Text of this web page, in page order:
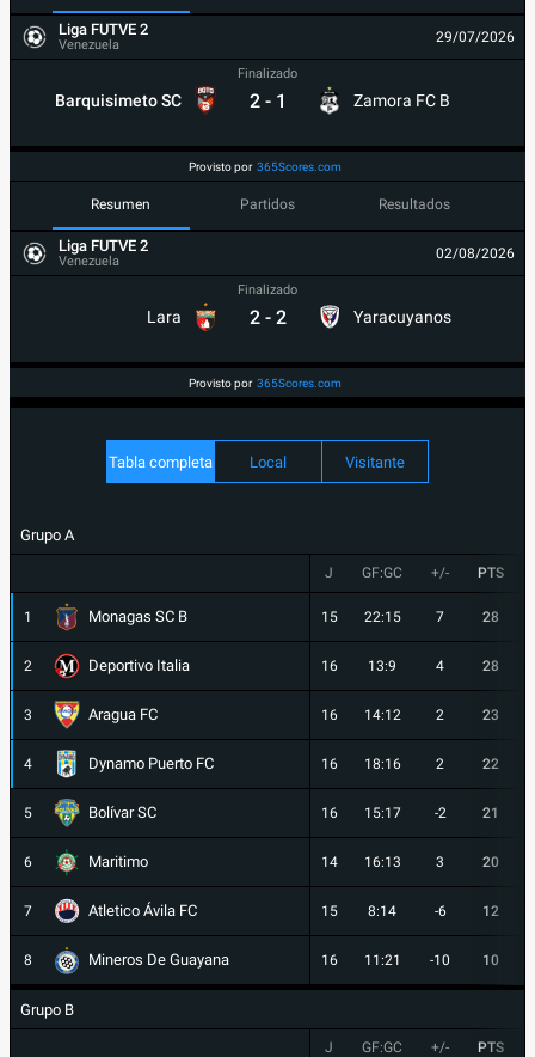
Liga FUTVE 2
Venezuela 29/07/2026
Barquisimeto SC
Finalizado
2 - 1 Zamora FC B
Provisto por 365Scores.com
Resumen Partidos Resultados
Liga FUTVE 2
Venezuela 02/08/2026
Lara
Finalizado
2 - 2 Yaracuyanos
Provisto por 365Scores.com
Tabla completa Local Visitante
Grupo A
J GF:GC +/- PTS
1 Monagas SC B 15 22:15 7 28
2 Deportivo Italia 16 13:9 4 28
3 Aragua FC 16 14:12 2 23
4 Dynamo Puerto FC 16 18:16 2 22
5 Bolívar SC 16 15:17 -2 21
6 Maritimo 14 16:13 3 20
7 Atletico Ávila FC 15 8:14 -6 12
8 Mineros De Guayana 16 11:21 -10 10
Grupo B
J GF:GC +/- PTS